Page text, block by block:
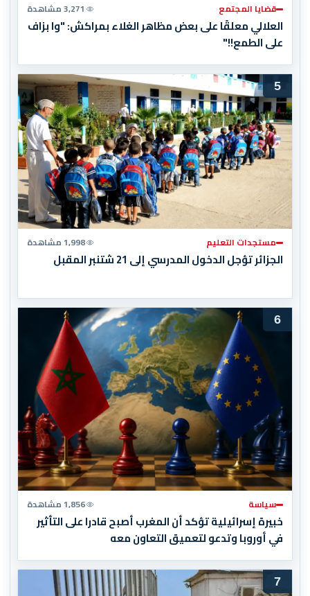
قضايا المجتمع 3,271 مشاهدة
العلالي معلقًا على بعض مظاهر الغلاء بمراكش: "وا بزاف
على الطمع!!"
5
مستجدات التعليم 1,998 مشاهدة
الجزائر تؤجل الدخول المدرسي إلى 21 شتنبر المقبل
6
سياسة 1,856 مشاهدة
خبيرة إسرائيلية تؤكد أن المغرب أصبح قادرا على التأثير
في أوروبا وتدعو لتعميق التعاون معه
7